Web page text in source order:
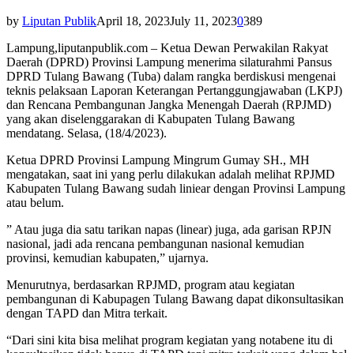
by Liputan PublikApril 18, 2023July 11, 20230389
Lampung,liputanpublik.com – Ketua Dewan Perwakilan Rakyat
Daerah (DPRD) Provinsi Lampung menerima silaturahmi Pansus
DPRD Tulang Bawang (Tuba) dalam rangka berdiskusi mengenai
teknis pelaksaan Laporan Keterangan Pertanggungjawaban (LKPJ)
dan Rencana Pembangunan Jangka Menengah Daerah (RPJMD)
yang akan diselenggarakan di Kabupaten Tulang Bawang
mendatang. Selasa, (18/4/2023).
Ketua DPRD Provinsi Lampung Mingrum Gumay SH., MH
mengatakan, saat ini yang perlu dilakukan adalah melihat RPJMD
Kabupaten Tulang Bawang sudah liniear dengan Provinsi Lampung
atau belum.
” Atau juga dia satu tarikan napas (linear) juga, ada garisan RPJN
nasional, jadi ada rencana pembangunan nasional kemudian
provinsi, kemudian kabupaten,” ujarnya.
Menurutnya, berdasarkan RPJMD, program atau kegiatan
pembangunan di Kabupagen Tulang Bawang dapat dikonsultasikan
dengan TAPD dan Mitra terkait.
“Dari sini kita bisa melihat program kegiatan yang notabene itu di